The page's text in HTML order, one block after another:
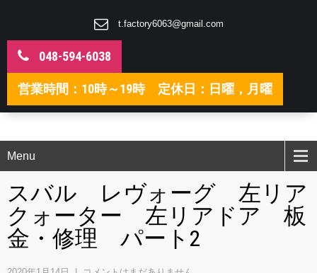
t.factory6063@gmail.com
048-594-6038
営業時間：10時～19時 定休日：日曜，月曜
Menu
スバル レヴォーグ 左リア
クォーター 左リアドア 板
金・修理 パート2